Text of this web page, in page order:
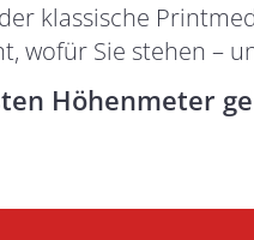
klassische
wofür Sie stehen –
Höhenmeter